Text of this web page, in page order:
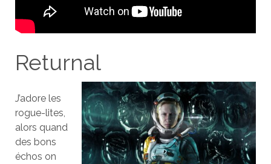
Returnal
J’adore les
rogue-lites,
alors quand
des bons
échos on